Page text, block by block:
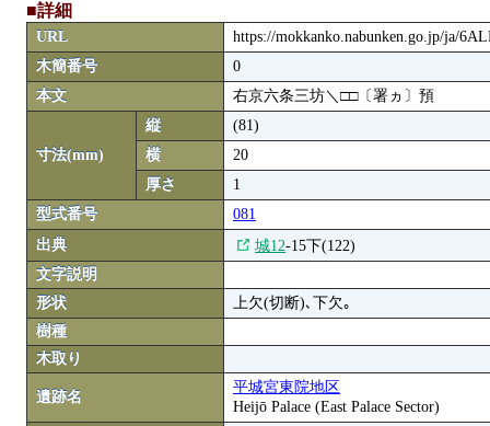
■詳細
URL
https://mokkanko.nabunken.go.jp/ja/
木簡番号
0
本文
右京六条三坊＼□□〔署ヵ〕預
寸法(mm)
縦
(81)
横
20
厚さ
1
型式番号
081
出典
城12-15下(122)
文字説明
形状
上欠(切断)､下欠｡
樹種
木取り
遺跡名
平城宮東院地区
Heijō Palace (East Palace Sector)